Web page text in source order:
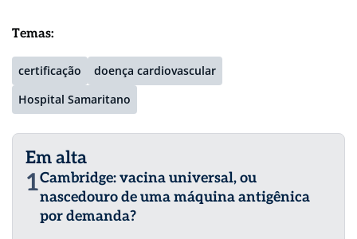
Temas:
certificação
doença cardiovascular
Hospital Samaritano
Em alta
1Cambridge: vacina universal, ou
nascedouro de uma máquina antigênica
por demanda?